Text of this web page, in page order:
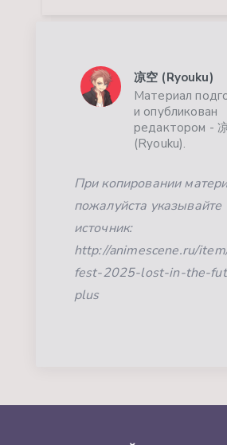
凉空 (Ryouku)
Материал
и опубликован
редактором -
(Ryouku).
При копировании
пожалуйста указывайте
источник:
http://animescene.ru/
fest-2025-lost-in-the-
plus